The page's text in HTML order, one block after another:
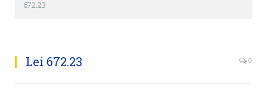
672.23
Lei 672.23 0